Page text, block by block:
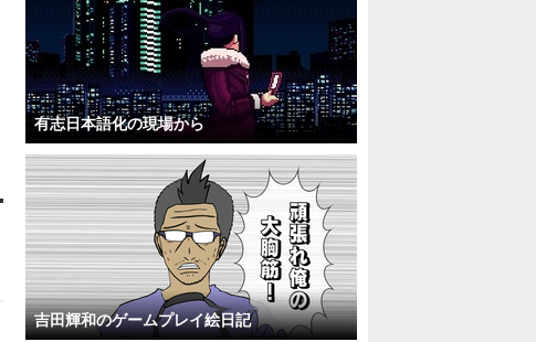
有志日本語化の現場から
吉田輝和のゲームプレイ絵日記